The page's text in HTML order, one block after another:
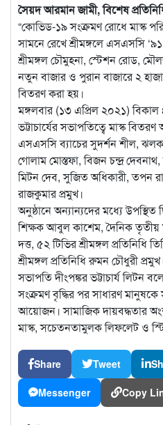
সৈয়দ আরমান জামী, বিশেষ
“কোভিড-১৯ সংক্রমণ রোধে মাস্ক
সামনে রেখে শ্রীমঙ্গলে এসএসসি
শ্রীমঙ্গল চৌমুহনা, স্টেশন রোড,
নতুনবাজার ও পুরান বাজারে ২
বিতরণ করা হয়।
মঙ্গলবার (১৩ এপ্রিল ২০২১) বিকাল
ভট্টাচার্যের সভাপতিত্বে মাস্ক
এসএসসি ব্যাচের সুদর্শন শীল, ঝলক
গোলাম মোস্তফা, বিজন চন্দ্র
মিটন দেব, সুজিত অধিকারী, তপন
রাজকুমার প্রমুখ।
অনুষ্ঠানে অন্যান্যদের মধ্যে উপস্থিত
শিক্ষক আবুল কাশেম, দৈনিক তৃতীয়
দত্ত, ৫২ টিভির শ্রীমঙ্গল প্রতিনিধি
শ্রীমঙ্গল প্রতিনিধি রুমন চৌধুরী
সভাপতি দীংপঙ্কর ভট্টাচার্য লিটন
সংক্রমণ বৃদ্ধির পর সাধারণ
আয়োজন। সামাজিক দায়বদ্ধতার
মাস্ক, সচেতনতামুলক লিফলেট ও
Share Tweet
Messenger Copy